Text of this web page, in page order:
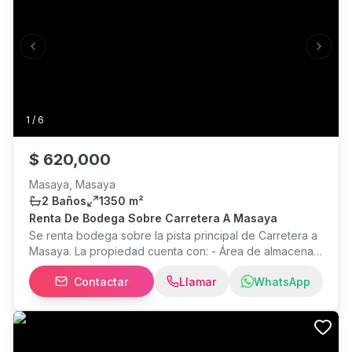
1 / 6
Previous slide Next
$ 620,000
Masaya, Masaya
2 Baños
1350 m²
Renta De Bodega Sobre Carretera A Masaya
Se renta bodega sobre la pista principal de Carretera a
Masaya. La propiedad cuenta con: - Área de almacenaje
- Bahías de Carga y Descargue - Oficinas - Sala de
reuniones - Baterías de baños - Altura desde 6.5 hasta
8.8 metros en la parte más alta - Área de comedor -
Área de lavado - Área de cambiadores - Extractores
Contactar Llamar WhatsApp